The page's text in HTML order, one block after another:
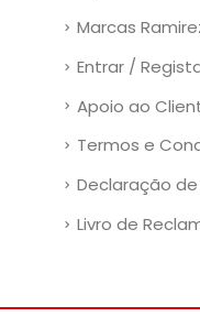
Marcas
Entrar /
Apoio ao
Termos e
Declaração
Livro de